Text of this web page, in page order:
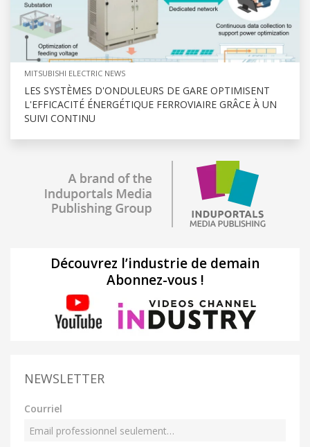
MITSUBISHI ELECTRIC NEWS
LES SYSTÈMES D'ONDULEURS DE GARE OPTIMISENT
L'EFFICACITÉ ÉNERGÉTIQUE FERROVIAIRE GRÂCE À UN
SUIVI CONTINU
Découvrez l’industrie de demain
Abonnez-vous !
NEWSLETTER
Courriel